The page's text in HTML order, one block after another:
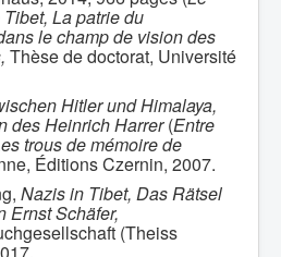
La patrie du
le champ de vision des
Thèse de doctorat, Université
Hitler und Himalaya,
des Heinrich Harrer(Entre
trous de mémoire de
Éditions Czernin, 2007.
Nazis in Tibet, Das Rätsel
Ernst Schäfer,
(Theiss